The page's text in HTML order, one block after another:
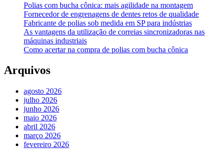
Polias com bucha cônica: mais agilidade na montagem
Fornecedor de engrenagens de dentes retos de qualidade
Fabricante de polias sob medida em SP para indústrias
As vantagens da utilização de correias sincronizadoras nas
máquinas industriais
Como acertar na compra de polias com bucha cônica
Arquivos
agosto 2026
julho 2026
junho 2026
maio 2026
abril 2026
março 2026
fevereiro 2026